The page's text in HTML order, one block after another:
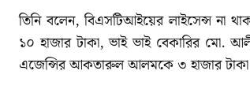
তিনি বলেন, বিএসটিআইয়ের লাইসেন্স না
১০ হাজার টাকা, ভাই ভাই বেকারির মো.
এজেন্সির আকতারুল আলমকে ৩ হাজার টাকা